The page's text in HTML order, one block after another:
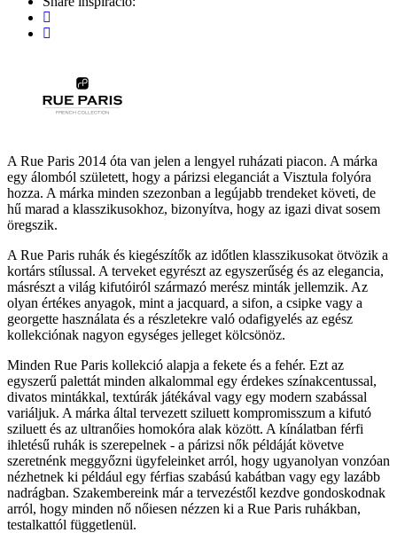
A Rue Paris 2014 óta van jelen a lengyel ruházati piacon. A márka
egy álomból született, hogy a párizsi eleganciát a Visztula folyóra
hozza. A márka minden szezonban a legújabb trendeket követi, de
hű marad a klasszikusokhoz, bizonyítva, hogy az igazi divat sosem
öregszik.
A Rue Paris ruhák és kiegészítők az időtlen klasszikusokat ötvözik a
kortárs stílussal. A terveket egyrészt az egyszerűség és az elegancia,
másrészt a világ kifutóiról származó merész minták jellemzik. Az
olyan értékes anyagok, mint a jacquard, a sifon, a csipke vagy a
georgette használata és a részletekre való odafigyelés az egész
kollekciónak nagyon egységes jelleget kölcsönöz.
Minden Rue Paris kollekció alapja a fekete és a fehér. Ezt az
egyszerű palettát minden alkalommal egy érdekes színakcentussal,
divatos mintákkal, textúrák játékával vagy egy modern szabással
variáljuk. A márka által tervezett sziluett kompromisszum a kifutó
sziluett és az ultranőies homokóra alak között. A kínálatban férfi
ihletésű ruhák is szerepelnek - a párizsi nők példáját követve
szeretnénk meggyőzni ügyfeleinket arról, hogy ugyanolyan vonzóan
nézhetnek ki például egy férfias szabású kabátban vagy egy lazább
nadrágban. Szakembereink már a tervezéstől kezdve gondoskodnak
arról, hogy minden nő nőiesen nézzen ki a Rue Paris ruhákban,
testalkattól függetlenül.